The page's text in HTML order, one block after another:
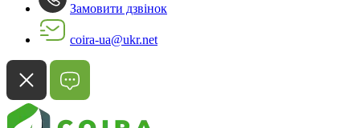
Замовити дзвінок
coira-ua@ukr.net